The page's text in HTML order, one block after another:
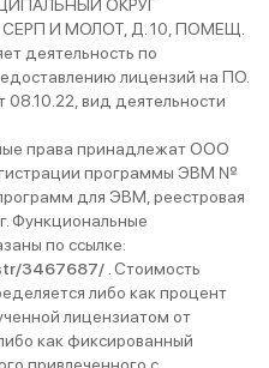
ОКРУГ
И МОЛОТ, Д. 10, ПОМЕЩ.
деятельность по
лицензий на ПО.
вид деятельности
права принадлежат ООО
программы ЭВМ №
для ЭВМ, реестровая
Функциональные
по ссылке:
3467687/ . Стоимость
либо как процент
лицензиатом от
как фиксированный